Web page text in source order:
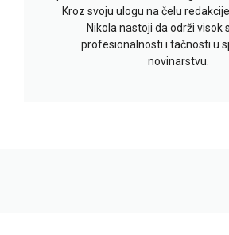
Kroz svoju ulogu na čelu
Nikola nastoji da održi visok
profesionalnosti i tačnosti u
novinarstvu.